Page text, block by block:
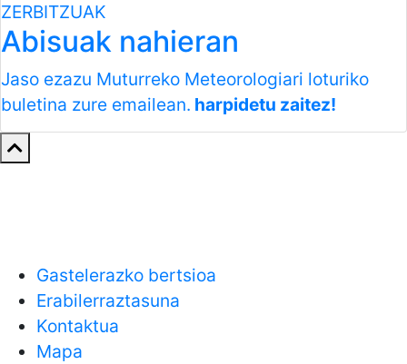
ZERBITZUAK
Abisuak nahieran
Jaso ezazu Muturreko Meteorologiari loturiko
buletina zure emailean. harpidetu zaitez!
Gastelerazko bertsioa
Erabilerraztasuna
Kontaktua
Mapa